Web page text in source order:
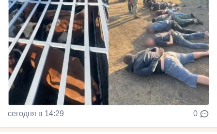
сегодня в 14:29 0